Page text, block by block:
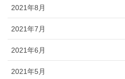
2021年8月
2021年7月
2021年6月
2021年5月